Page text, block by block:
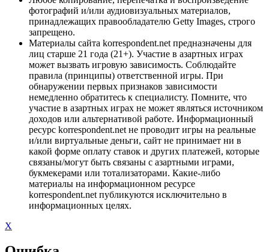
фотографий и/или аудиовизуальных материалов,
принадлежащих правообладателю Getty Images, строго
запрещено.
Материалы сайта korrespondent.net предназначены для
лиц старше 21 года (21+). Участие в азартных играх
может вызвать игровую зависимость. Соблюдайте
правила (принципы) ответственной игры. При
обнаружении первых признаков зависимости
немедленно обратитесь к специалисту. Помните, что
участие в азартных играх не может являться источником
доходов или альтернативой работе. Информационный
ресурс korrespondent.net не проводит игры на реальные
и/или виртуальные деньги, сайт не принимает ни в
какой форме оплату ставок и других платежей, которые
связаны/могут быть связаны с азартными играми,
букмекерами или тотализаторами. Какие-либо
материалы на информационном ресурсе
korrespondent.net публикуются исключительно в
информационных целях.
X